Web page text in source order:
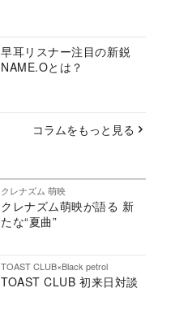
早耳リスナー注目の新鋭
NAME.Oとは？
コラムをもっと見る
クレナズム 萌映
クレナズム萌映が語る 新
たな“夏曲”
TOAST CLUB×Black petrol
TOAST CLUB 初来日対談